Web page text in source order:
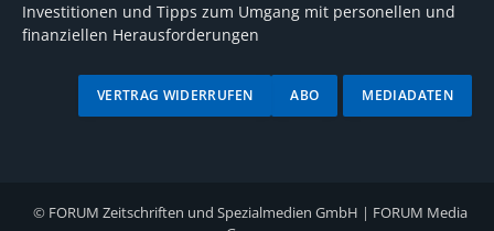
Investitionen und Tipps zum Umgang mit personellen und
finanziellen Herausforderungen
MEDIADATEN
ABO
VERTRAG WIDERRUFEN
© FORUM Zeitschriften und Spezialmedien GmbH | FORUM Media